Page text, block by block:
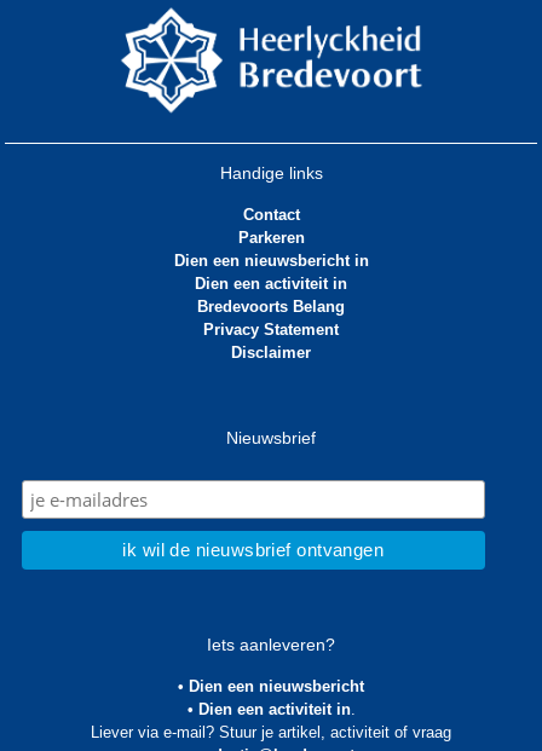
Handige links
Contact
Parkeren
Dien een nieuwsbericht in
Dien een activiteit in
Bredevoorts Belang
Privacy Statement
Disclaimer
Nieuwsbrief
Iets aanleveren?
• Dien een nieuwsbericht
• Dien een activiteit in.
Liever via e-mail? Stuur je artikel, activiteit of vraag